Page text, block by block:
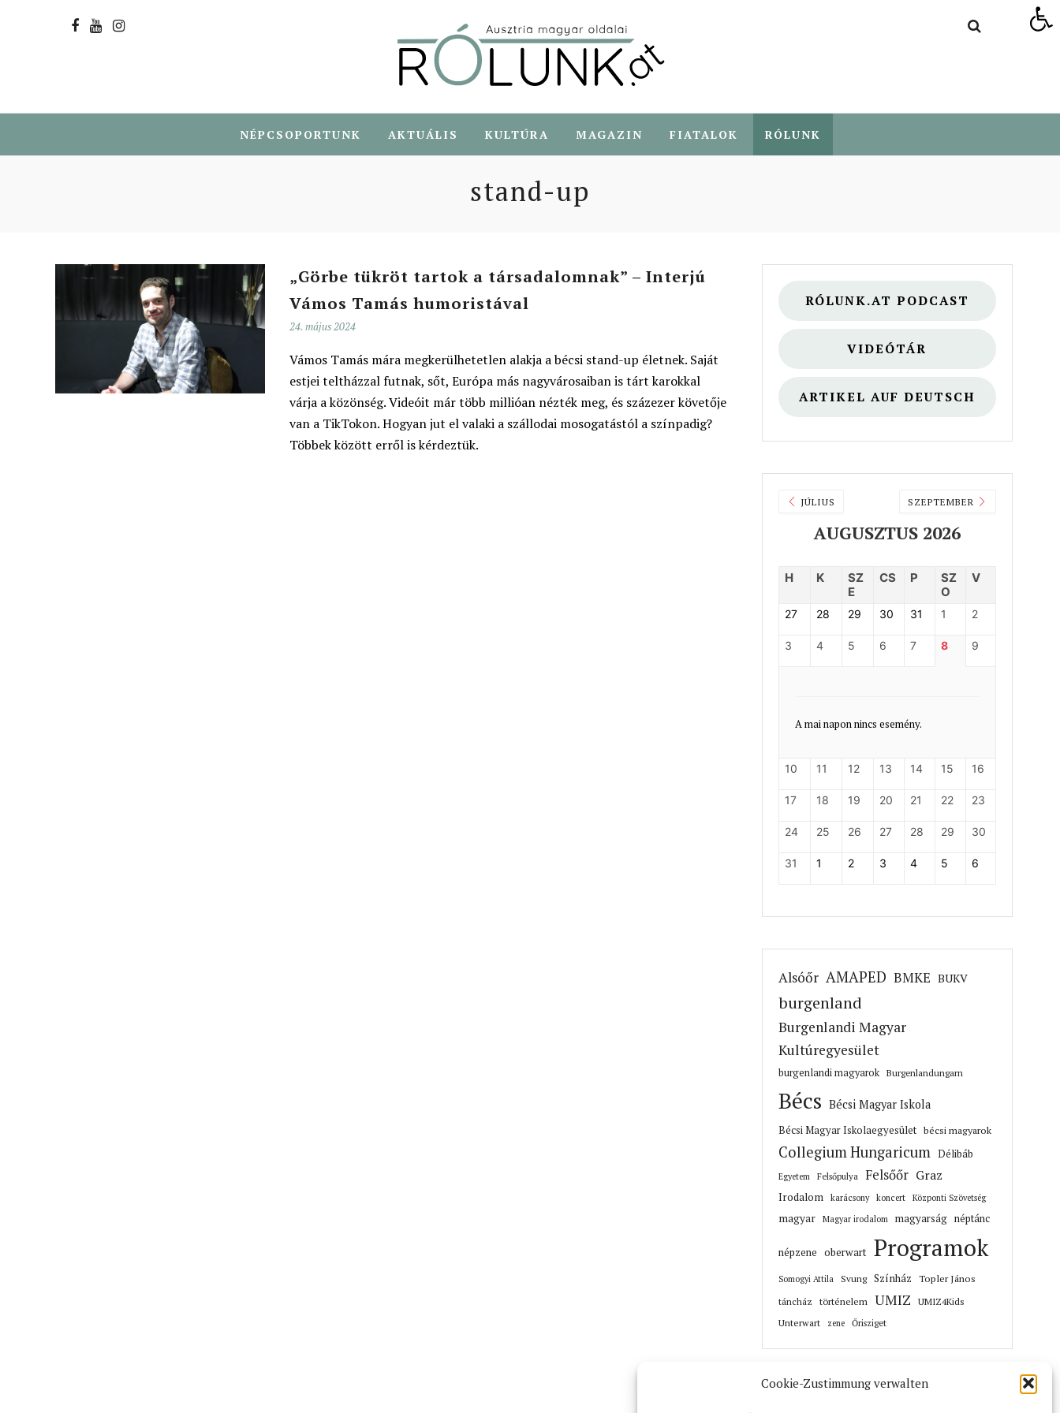
Cookie-Zustimmung verwalten
NÉPCSOPORTUNK AKTUÁLIS KULTÚRA MAGAZIN FIATALOK RÓLUNK
stand-up
„Görbe tükröt tartok a társadalomnak” – Interjú
Vámos Tamás humoristával
24. május 2024
Vámos Tamás mára megkerülhetetlen alakja a bécsi stand-up életnek. Saját
estjei teltházzal futnak, sőt, Európa más nagyvárosaiban is tárt karokkal
várja a közönség. Videóit már több millióan nézték meg, és százezer követője
van a TikTokon. Hogyan jut el valaki a szállodai mosogatástól a színpadig?
Többek között erről is kérdeztük.
RÓLUNK.AT PODCAST
VIDEÓTÁR
ARTIKEL AUF DEUTSCH
JÚLIUS
AUGUSZTUS 2026
SZEPTEMBER
H K
SZ
E
CS P
SZ
O
V
27 28 29 30 31 1 2
3 4 5 6 7 8 9
A mai napon nincs esemény.
10 11 12 13 14 15 16
17 18 19 20 21 22 23
24 25 26 27 28 29 30
31 1 2 3 4 5 6
Alsóőr AMAPED BMKE BUKV
burgenland
Burgenlandi Magyar
Kultúregyesület
burgenlandi magyarok Burgenlandungarn
Bécs Bécsi Magyar Iskola
Bécsi Magyar Iskolaegyesület bécsi magyarok
Collegium Hungaricum Délibáb
Egyetem Felsőpulya Felsőőr Graz
Irodalom karácsony koncert Központi Szövetség
magyar Magyar irodalom magyarság néptánc
népzene oberwart Programok
Somogyi Attila Svung Színház Topler János
táncház történelem UMIZ
UMIZ4Kids
Unterwart
zene Őrisziget